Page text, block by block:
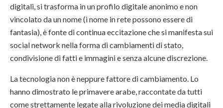
digitali, si trasforma in un profilo digitale anonimo e non
vincolato da un nome (i nome in rete possono essere di
fantasia), è fonte di continua eccitazione che si manifesta sui
social network nella forma di cambiamenti di stato,
condivisione di fatti e immagini e senza alcune discrezione.
La tecnologia non è neppure fattore di cambiamento. Lo
hanno dimostrato le primavere arabe, raccontate da tutti
come strettamente legate allarivoluzione dei media digitali